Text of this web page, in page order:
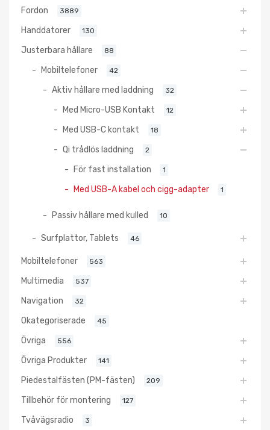
Fordon 3889
Handdatorer 130
Justerbara hållare 88
Mobiltelefoner 42
Aktiv hållare med laddning 32
Med Micro-USB Kontakt 12
Med USB-C kontakt 18
Qi trådlös laddning 2
För fast installation 1
Med USB-A kabel och cigg-adapter 1
Passiv hållare med kulled 10
Surfplattor, Tablets 46
Mobiltelefoner 563
Multimedia 537
Navigation 32
Okategoriserade 45
Övriga 556
Övriga Produkter 141
Piedestalfästen (PM-fästen) 209
Tillbehör för montering 127
Tvåvägsradio 3